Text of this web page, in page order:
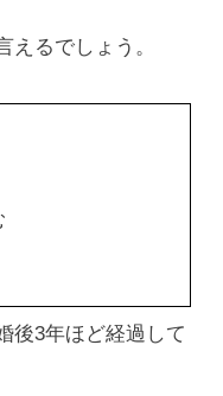
るでしょう。
後3年ほど経過して